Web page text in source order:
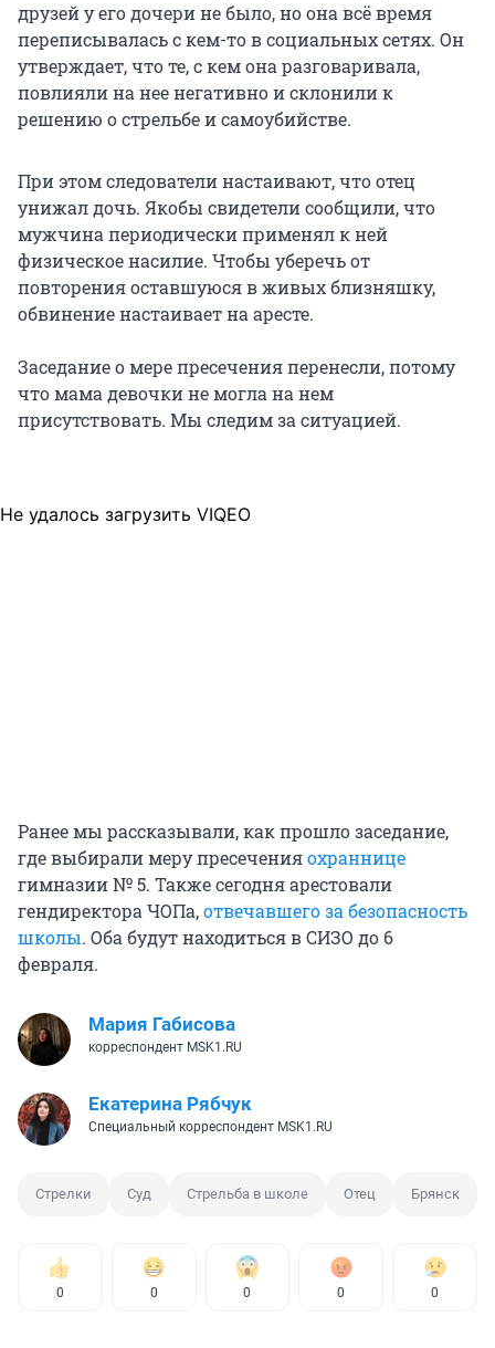
друзей у его дочери не было, но она всё время
переписывалась с кем-то в социальных сетях. Он
утверждает, что те, с кем она разговаривала,
повлияли на нее негативно и склонили к
решению о стрельбе и самоубийстве.
При этом следователи настаивают, что отец
унижал дочь. Якобы свидетели сообщили, что
мужчина периодически применял к ней
физическое насилие. Чтобы уберечь от
повторения оставшуюся в живых близняшку,
обвинение настаивает на аресте.
Заседание о мере пресечения перенесли, потому
что мама девочки не могла на нем
присутствовать. Мы следим за ситуацией.
Не удалось загрузить VIQEO
Ранее мы рассказывали, как прошло заседание,
где выбирали меру пресеченияохраннице
гимназии № 5. Также сегодня арестовали
гендиректора ЧОПа,отвечавшего за безопасность
школы. Оба будут находиться в СИЗО до 6
февраля.
Мария Габисова
корреспондент MSK1.RU
Екатерина Рябчук
Специальный корреспондент MSK1.RU
Стрелки Суд Стрельба в школе Отец Брянск
0 0 0 0 0